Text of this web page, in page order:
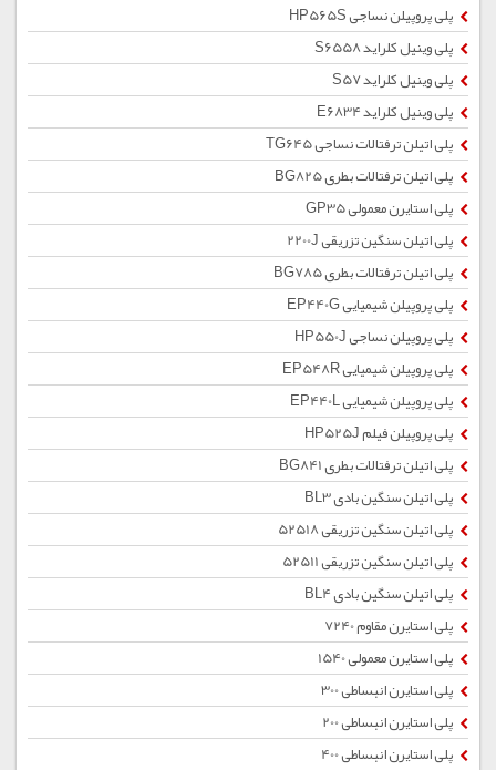
پلی پروپیلن نساجی HP565S
پلی وینیل کلراید S6558
پلی وینیل کلراید S57
پلی وینیل کلراید E6834
پلی اتیلن ترفتالات نساجی TG645
پلی اتیلن ترفتالات بطری BG825
پلی استایرن معمولی GP35
پلی اتیلن سنگین تزریقی 2200J
پلی اتیلن ترفتالات بطری BG785
پلی پروپیلن شیمیایی EP440G
پلی پروپیلن نساجی HP550J
پلی پروپیلن شیمیایی EP548R
پلی پروپیلن شیمیایی EP440L
پلی پروپیلن فیلم HP525J
پلی اتیلن ترفتالات بطری BG841
پلی اتیلن سنگین بادی BL3
پلی اتیلن سنگین تزریقی 52518
پلی اتیلن سنگین تزریقی 52511
پلی اتیلن سنگین بادی BL4
پلی استایرن مقاوم 7240
پلی استایرن معمولی 1540
پلی استایرن انبساطی 300
پلی استایرن انبساطی 200
پلی استایرن انبساطی 400